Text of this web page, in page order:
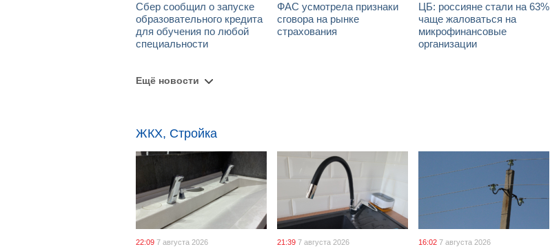
Сбер сообщил о запуске
образовательного кредита
для обучения по любой
специальности
ФАС усмотрела признаки
сговора на рынке
страхования
ЦБ: россияне стали на 63%
чаще жаловаться на
микрофинансовые
организации
Ещё новости
ЖКХ, Стройка
22:09 7 августа 2026 21:39 7 августа 2026 16:02 7 августа 2026